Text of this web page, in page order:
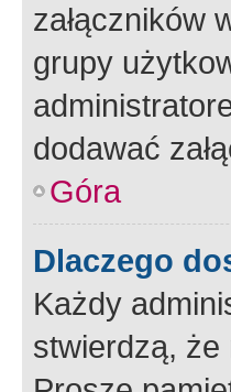
załączników
grupy
dodawać
Góra
Dlaczego
Każdy
stwierdzą,